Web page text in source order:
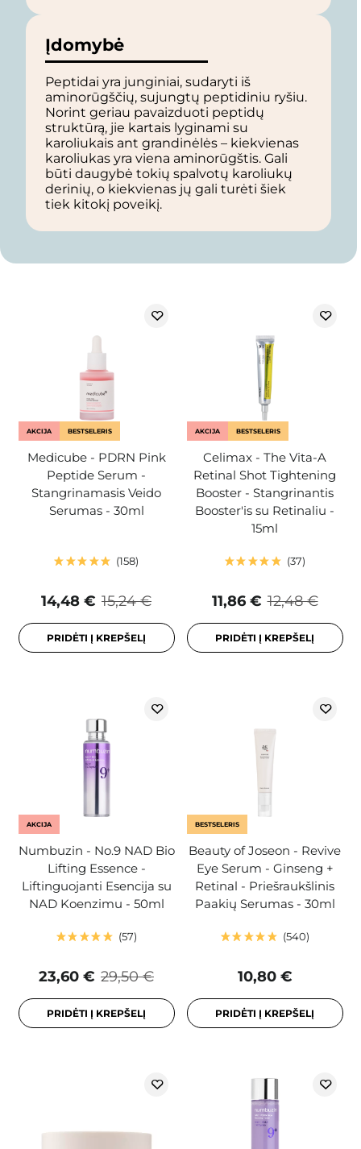
Įdomybė
Peptidai yra junginiai, sudaryti iš
aminorūgščių, sujungtų peptidiniu ryšiu.
Norint geriau pavaizduoti peptidų
struktūrą, jie kartais lyginami su
karoliukais ant grandinėlės – kiekvienas
karoliukas yra viena aminorūgštis. Gali
būti daugybė tokių spalvotų karoliukų
derinių, o kiekvienas jų gali turėti šiek
tiek kitokį poveikį.
AKCIJA BESTSELERIS
Medicube - PDRN Pink
Peptide Serum -
Stangrinamasis Veido
Serumas - 30ml
158
15,24 €
14,48 €
PRIDĖTI Į KREPŠELĮ
AKCIJA BESTSELERIS
Celimax - The Vita-A
Retinal Shot Tightening
Booster - Stangrinantis
Booster'is su Retinaliu -
15ml
37
12,48 €
11,86 €
PRIDĖTI Į KREPŠELĮ
AKCIJA
Numbuzin - No.9 NAD Bio
Lifting Essence -
Liftinguojanti Esencija su
NAD Koenzimu - 50ml
57
29,50 €
23,60 €
PRIDĖTI Į KREPŠELĮ
BESTSELERIS
Beauty of Joseon - Revive
Eye Serum - Ginseng +
Retinal - Priešraukšlinis
Paakių Serumas - 30ml
540
10,80 €
PRIDĖTI Į KREPŠELĮ